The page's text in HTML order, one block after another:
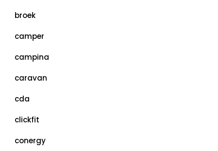
broek
camper
campina
caravan
cda
clickfit
conergy